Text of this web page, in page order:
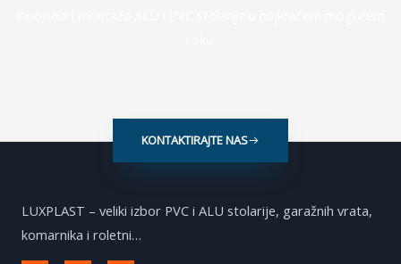
KONTAKTIRAJTE NAS
LUXPLAST – veliki izbor PVC i ALU stolarije, garažnih vrata,
komarnika i roletni…